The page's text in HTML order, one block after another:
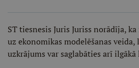
ST tiesnesis Juris Juriss norādīja,
uz ekonomikas modelēšanas veida,
uzkrājums var saglabāties arī ilgākā